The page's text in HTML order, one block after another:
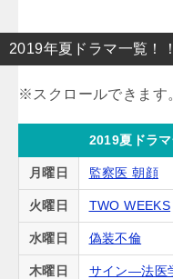
2019年夏ドラマ一覧！！
2019夏ドラ
月曜日 監察医 朝顔
火曜日 TWO WEEKS
水曜日 偽装不倫
木曜日 サイン―法医